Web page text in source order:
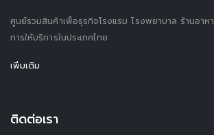
ศูนย์รวมสินค้าเพื่อธุรกิจโรงแรม โรงพยาบาล ร้านอาห
การให้บริการในประเทศไทย
เพิ่มเติม
ติดต่อเรา